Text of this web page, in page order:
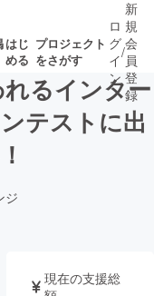
はじ
める
プロジェクト
をさがす
が近いプ
ロ
グ
イ
ン
/
新
規
会
員
登
録
るインター
テストに出
ジ
現在の支援総